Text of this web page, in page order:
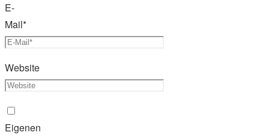
E-
Mail*
Website
Eigenen